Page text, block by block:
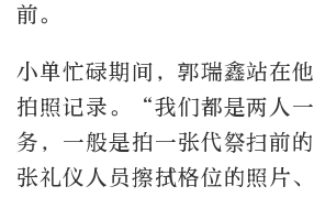
前。
小单忙碌期间，郭瑞鑫站在
拍照记录。“我们都是两人
务，一般是拍一张代祭扫前
张礼仪人员擦拭格位的照片